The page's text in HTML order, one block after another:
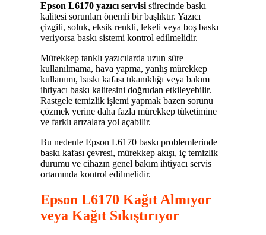
Epson L6170 yazıcı servisi sürecinde baskı
kalitesi sorunları önemli bir başlıktır. Yazıcı
çizgili, soluk, eksik renkli, lekeli veya boş baskı
veriyorsa baskı sistemi kontrol edilmelidir.
Mürekkep tanklı yazıcılarda uzun süre
kullanılmama, hava yapma, yanlış mürekkep
kullanımı, baskı kafası tıkanıklığı veya bakım
ihtiyacı baskı kalitesini doğrudan etkileyebilir.
Rastgele temizlik işlemi yapmak bazen sorunu
çözmek yerine daha fazla mürekkep tüketimine
ve farklı arızalara yol açabilir.
Bu nedenle Epson L6170 baskı problemlerinde
baskı kafası çevresi, mürekkep akışı, iç temizlik
durumu ve cihazın genel bakım ihtiyacı servis
ortamında kontrol edilmelidir.
Epson L6170 Kağıt Almıyor
veya Kağıt Sıkıştırıyor